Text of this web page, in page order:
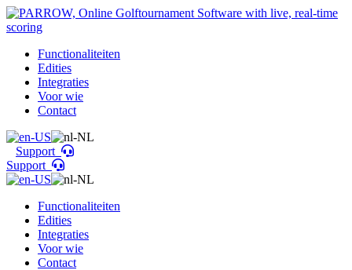
Functionaliteiten
Edities
Integraties
Voor wie
Contact
Support
Support
Functionaliteiten
Edities
Integraties
Voor wie
Contact